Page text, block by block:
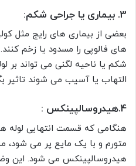
3. بیماری یا جراحی شکم:
بعضی از بیماری های رایج مثل
های فالوپی را مسدود یا زخم
شکم یا ناحیه لگنی می تواند بر
التهاب یا آسیب می شوند تاثیر
4.هیدروسالپینکس :
هنگامی که قسمت انتهایی لوله
متورم و با یک مایع پر می شود،
هیدروسالپینکس می شود. این